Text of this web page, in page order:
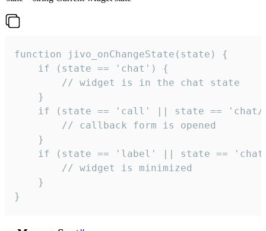
function jivo_onChangeState(state) {
    if (state == 'chat') {
        // widget is in the chat state
    }
if (state == 'call' || state ==
        // callback form is opened
    }
if (state == 'label' || state ==
        // widget is minimized
    }
}